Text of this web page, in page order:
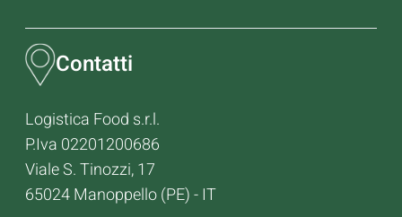
Contatti
Logistica Food s.r.l.
P.Iva 02201200686
Viale S. Tinozzi, 17
65024 Manoppello (PE) - IT